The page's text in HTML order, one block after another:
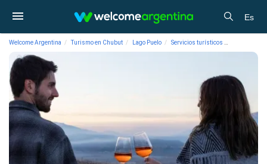
Es
Welcome Argentina Turismo en Chubut Lago Puelo Servicios turísticos